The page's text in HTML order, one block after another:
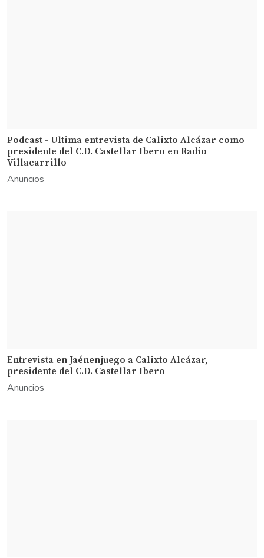
Podcast - Ultima entrevista de Calixto Alcázar como
presidente del C.D. Castellar Ibero en Radio
Villacarrillo
Anuncios
Entrevista en Jaénenjuego a Calixto Alcázar,
presidente del C.D. Castellar Ibero
Anuncios